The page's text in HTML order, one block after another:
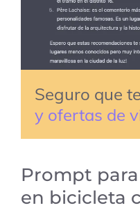
Seguro que
y ofertas de
Prompt
en bicicleta